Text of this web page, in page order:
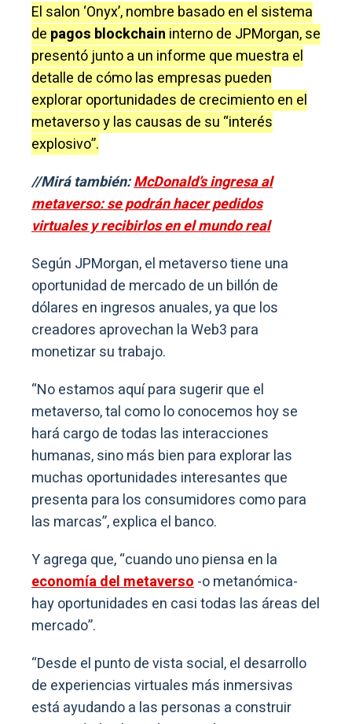
El salon ‘Onyx’, nombre basado en el sistema
de pagos blockchain interno de JPMorgan, se
presentó junto a un informe que muestra el
detalle de cómo las empresas pueden
explorar oportunidades de crecimiento en el
metaverso y las causas de su “interés
explosivo”.
//Mirá también:McDonald’s ingresa al
metaverso: se podrán hacer pedidos
virtuales y recibirlos en el mundo real
Según JPMorgan, el metaverso tiene una
oportunidad de mercado de un billón de
dólares en ingresos anuales, ya que los
creadores aprovechan la Web3 para
monetizar su trabajo.
“No estamos aquí para sugerir que el
metaverso, tal como lo conocemos hoy se
hará cargo de todas las interacciones
humanas, sino más bien para explorar las
muchas oportunidades interesantes que
presenta para los consumidores como para
las marcas”, explica el banco.
Y agrega que, “cuando uno piensa en la
economía del metaverso-o metanómica-
hay oportunidades en casi todas las áreas del
mercado”.
“Desde el punto de vista social, el desarrollo
de experiencias virtuales más inmersivas
está ayudando a las personas a construir